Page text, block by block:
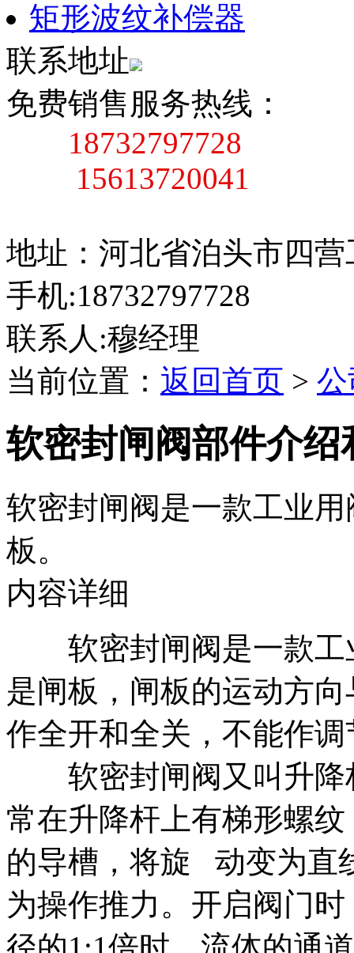
矩形波纹补偿器
联系地址
免费销售服务热线：
18732797728
15613720041
地址：河北省泊头市四营
手机:18732797728
联系人:穆经理
当前位置： 返回首页 >
软密封闸阀部件介绍
软密封闸阀是一款工业
板。
内容详细
软密封闸阀是一款工
是闸板，闸板的运动方
作全开和全关，不能作
软密封闸阀又叫升降
常在升降杆上有梯形螺
的导槽，将旋 动变为直
为操作推力。开启阀门